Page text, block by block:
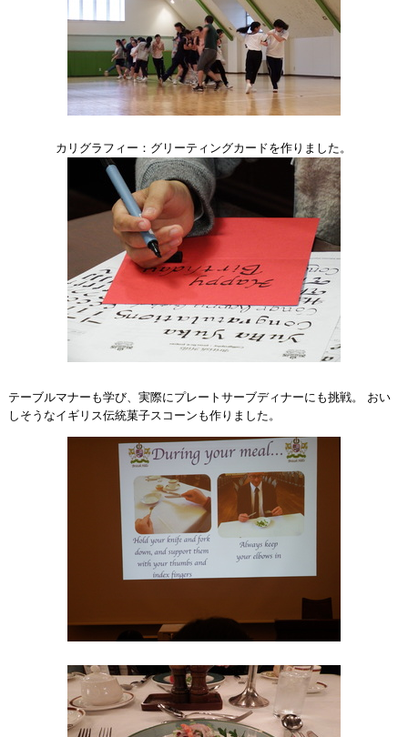
カリグラフィー：グリーティングカードを作りました。
テーブルマナーも学び、実際にプレートサーブディナーにも挑戦。 おい
しそうなイギリス伝統菓子スコーンも作りました。